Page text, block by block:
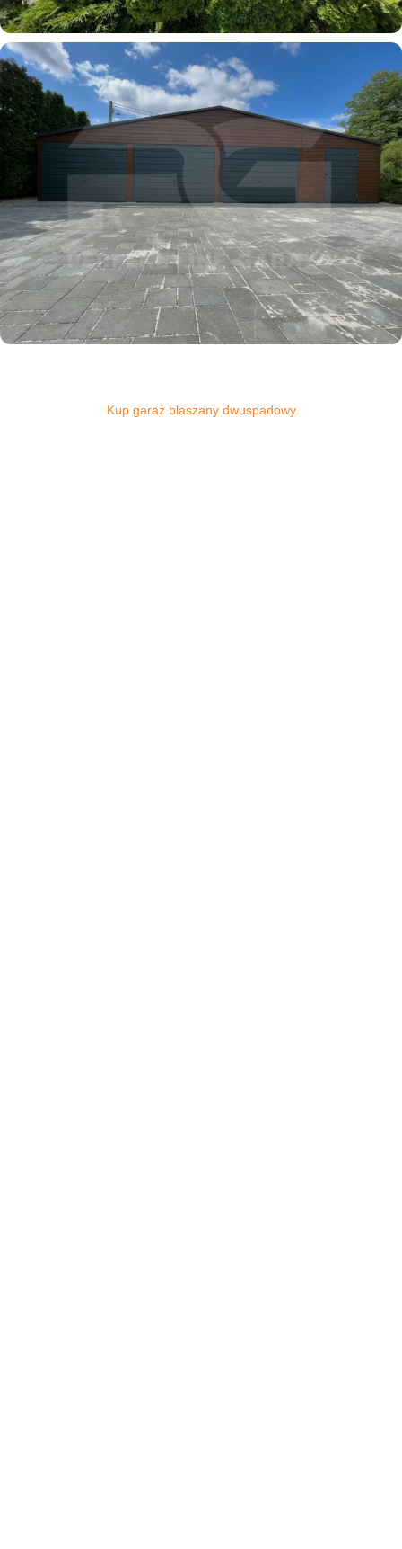
Kup garaż blaszany dwuspadowy